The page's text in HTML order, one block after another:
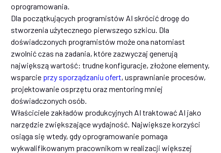
oprogramowania.
Dla początkujących programistów AI skrócić drogę do
stworzenia użytecznego pierwszego szkicu. Dla
doświadczonych programistów może ona natomiast
zwolnić czas na zadania, które zazwyczaj generują
największą wartość: trudne konfiguracje, złożone elementy,
wsparcie przy sporządzaniu ofert, usprawnianie procesów,
projektowanie osprzętu oraz mentoring mniej
doświadczonych osób.
Właściciele zakładów produkcyjnych AI traktować AI jako
narzędzie zwiększające wydajność. Największe korzyści
osiąga się wtedy, gdy oprogramowanie pomaga
wykwalifikowanym pracownikom w realizacji większej